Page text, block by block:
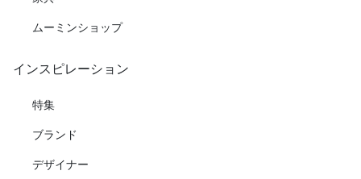
ムーミンショップ
インスピレーション
特集
ブランド
デザイナー